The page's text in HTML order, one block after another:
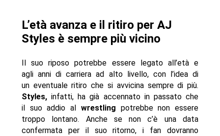
L’età avanza e il ritiro per AJ
Styles è sempre più vicino
Il suo riposo potrebbe essere legato all’età e
agli anni di carriera ad alto livello, con l’idea di
un eventuale ritiro che si avvicina sempre di più.
Styles,infatti, ha già accennato in passato che
il suo addio al wrestling potrebbe non essere
troppo lontano. Anche se non c’è una data
confermata per il suo ritorno, i fan dovranno